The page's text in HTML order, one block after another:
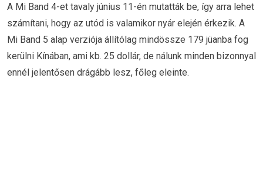
A Mi Band 4-et tavaly június 11-én mutatták be, így arra lehet
számítani, hogy az utód is valamikor nyár elején érkezik. A
Mi Band 5 alap verziója állítólag mindössze 179 jüanba fog
kerülni Kínában, ami kb. 25 dollár, de nálunk minden bizonnyal
ennél jelentősen drágább lesz, főleg eleinte.